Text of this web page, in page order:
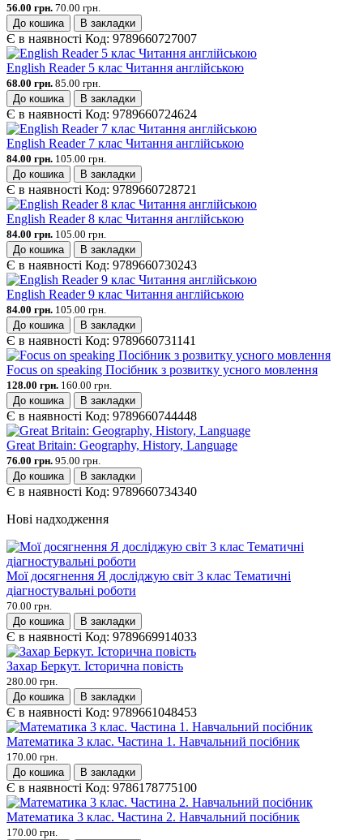
56.00 грн. 70.00 грн.
До кошика
В закладки
Є в наявності Код: 9789660727007
English Reader 5 клас Читання англійською
68.00 грн. 85.00 грн.
До кошика
В закладки
Є в наявності Код: 9789660724624
English Reader 7 клас Читання англійською
84.00 грн. 105.00 грн.
До кошика
В закладки
Є в наявності Код: 9789660728721
English Reader 8 клас Читання англійською
84.00 грн. 105.00 грн.
До кошика
В закладки
Є в наявності Код: 9789660730243
English Reader 9 клас Читання англійською
84.00 грн. 105.00 грн.
До кошика
В закладки
Є в наявності Код: 9789660731141
Focus on speaking Посібник з розвитку усного мовлення
128.00 грн. 160.00 грн.
До кошика
В закладки
Є в наявності Код: 9789660744448
Great Britain: Geography, History, Language
76.00 грн. 95.00 грн.
До кошика
В закладки
Є в наявності Код: 9789660734340
Нові надходження
Мої досягнення Я досліджую світ 3 клас Тематичні
діагностувальні роботи
70.00 грн.
До кошика
В закладки
Є в наявності Код: 9789669914033
Захар Беркут. Історична повість
280.00 грн.
До кошика
В закладки
Є в наявності Код: 9789661048453
Математика 3 клас. Частина 1. Навчальний посібник
170.00 грн.
До кошика
В закладки
Є в наявності Код: 9786178775100
Математика 3 клас. Частина 2. Навчальний посібник
170.00 грн.